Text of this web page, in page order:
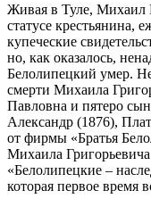
Живая в Туле, Михаил
статусе крестьянина,
купеческие
но, как оказалось,
Белолипецкий умер.
смерти Михаила
Павловна и пятеро
Александр (1876),
от фирмы «Братья
Михаила
«Белолипецкие –
которая первое время